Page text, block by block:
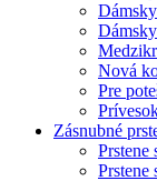
Nová
Pre
Zásnubné
Prstene
Prstene